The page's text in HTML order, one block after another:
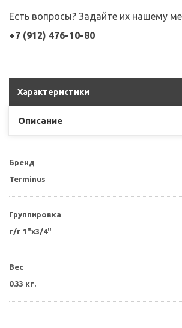
Есть вопросы? Задайте их нашему
+7 (912) 476-10-80
Характеристики
Описание
Бренд
Terminus
Группировка
г/г 1"х3/4"
Вес
0.33 кг.